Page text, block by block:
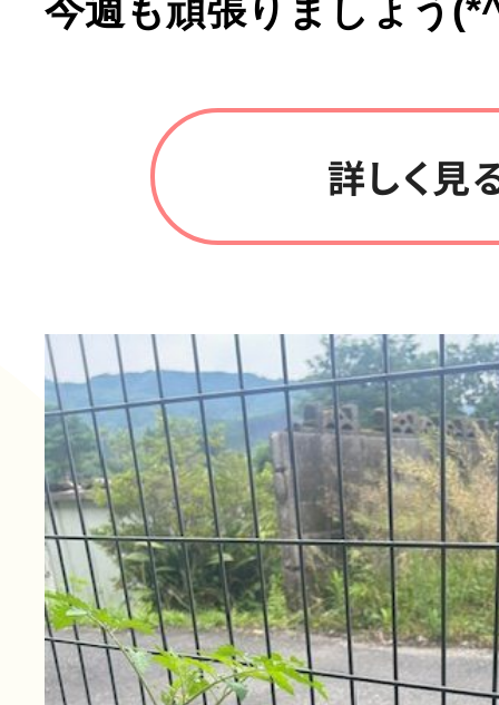
今週も頑張りましょう
詳しく見